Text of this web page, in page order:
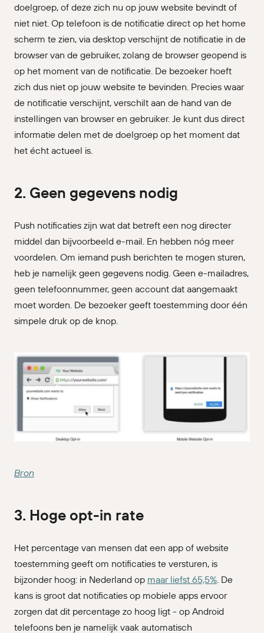
doelgroep, of deze zich nu op jouw website bevindt of
niet niet. Op telefoon is de notificatie direct op het home
scherm te zien, via desktop verschijnt de notificatie in de
browser van de gebruiker, zolang de browser geopend is
op het moment van de notificatie. De bezoeker hoeft
zich dus niet op jouw website te bevinden. Precies waar
de notificatie verschijnt, verschilt aan de hand van de
instellingen van browser en gebruiker. Je kunt dus direct
informatie delen met de doelgroep op het moment dat
het écht actueel is.
2. Geen gegevens nodig
Push notificaties zijn wat dat betreft een nog directer
middel dan bijvoorbeeld e-mail. En hebben nóg meer
voordelen. Om iemand push berichten te mogen sturen,
heb je namelijk geen gegevens nodig. Geen e-mailadres,
geen telefoonnummer, geen account dat aangemaakt
moet worden. De bezoeker geeft toestemming door één
simpele druk op de knop.
Bron
3. Hoge opt-in rate
Het percentage van mensen dat een app of website
toestemming geeft om notificaties te versturen, is
bijzonder hoog: in Nederland op maar liefst 65,5% . De
kans is groot dat notificaties op mobiele apps ervoor
zorgen dat dit percentage zo hoog ligt - op Android
telefoons ben je namelijk vaak automatisch